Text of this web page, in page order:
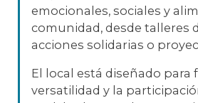
emocionales, sociales y
comunidad, desde talleres
acciones solidarias o
El local está diseñado para
versatilidad y la